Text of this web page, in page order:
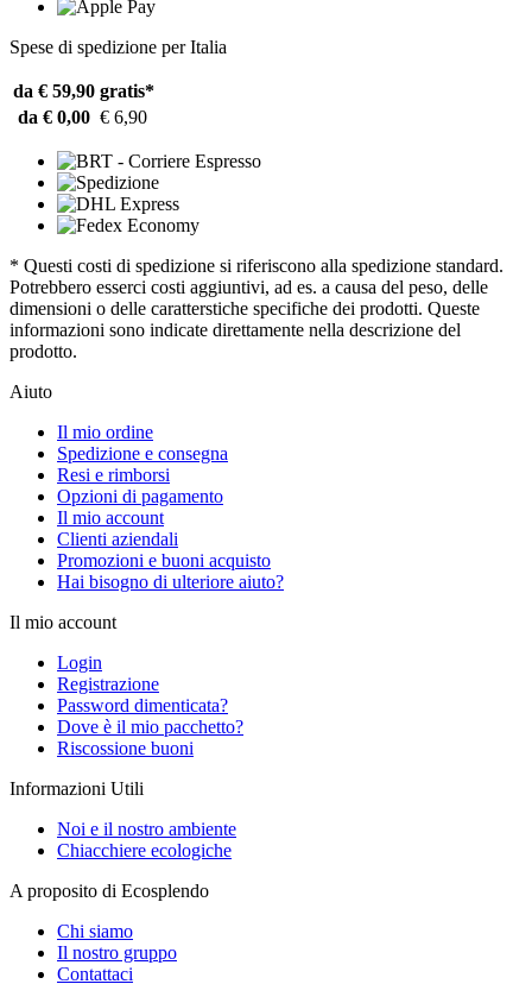
Spese di spedizione per Italia
da € 59,90 gratis*
da € 0,00 € 6,90
* Questi costi di spedizione si riferiscono alla spedizione standard.
Potrebbero esserci costi aggiuntivi, ad es. a causa del peso, delle
dimensioni o delle caratterstiche specifiche dei prodotti. Queste
informazioni sono indicate direttamente nella descrizione del
prodotto.
Aiuto
Il mio ordine
Spedizione e consegna
Resi e rimborsi
Opzioni di pagamento
Il mio account
Clienti aziendali
Promozioni e buoni acquisto
Hai bisogno di ulteriore aiuto?
Il mio account
Login
Registrazione
Password dimenticata?
Dove è il mio pacchetto?
Riscossione buoni
Informazioni Utili
Noi e il nostro ambiente
Chiacchiere ecologiche
A proposito di Ecosplendo
Chi siamo
Il nostro gruppo
Contattaci